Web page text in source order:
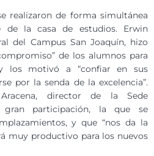
realizaron de forma simultánea
de la casa de estudios. Erwin
del Campus San Joaquín, hizo
de los alumnos para
los motivó a “confiar en sus
por la senda de la excelencia”.
director de la Sede
gran participación, la que se
y que “nos da la
muy productivo para los nuevos